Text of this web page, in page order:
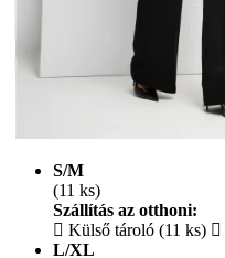
S/M
(11 ks)
Szállítás az otthoni:
Külső tároló (11 ks)
L/XL